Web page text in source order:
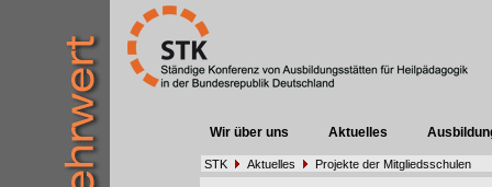
Wir über uns Aktuelles
STK Aktuelles Projekte der Mitgliedsschulen